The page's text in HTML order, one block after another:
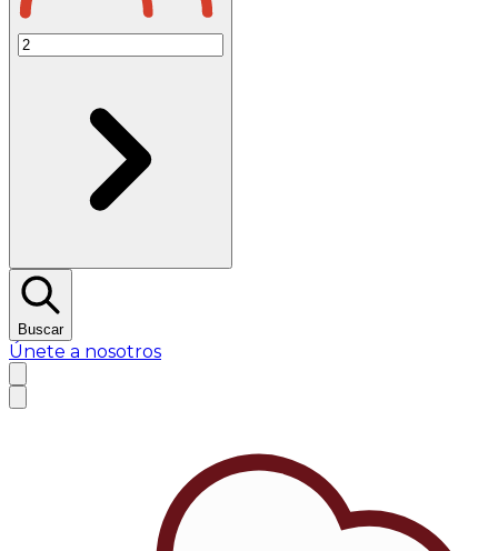
Buscar
Únete a nosotros